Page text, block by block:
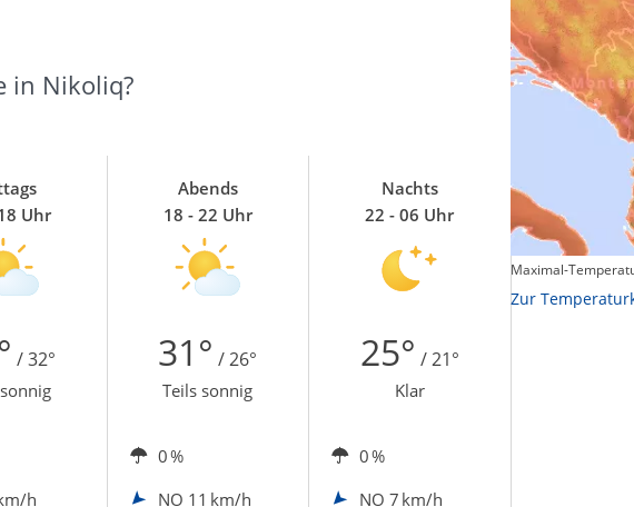
in Nikoliq?
Uhr
Abends
18 - 22 Uhr
Nachts
22 - 06 Uhr
/ 32° 31° / 26° 25° / 21°
Teils sonnig Klar
0 %
0 %
h NO 11 km/h NO 7 km/h
Zum animierten Regenradar Maximal-
Zur